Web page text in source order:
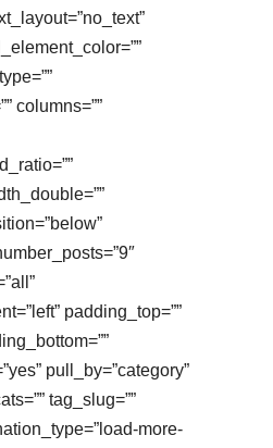
columns=””
padding_top=””
pull_by=”category”
tag_slug=””
more-